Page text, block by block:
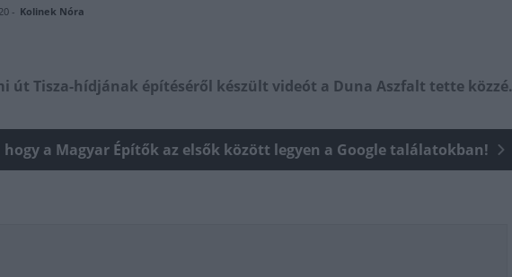
- Kolinek Nóra
út Tisza-hídjának építéséről készült videót a Duna Aszfalt tette közzé.
a Magyar Építők az elsők között legyen a Google találatokban!